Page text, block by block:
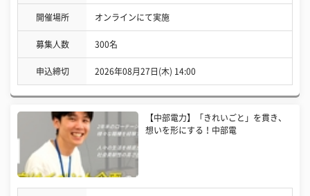
開催場所 オンラインにて実施
募集人数 300名
申込締切 2026年08月27日(木) 14:00
【中部電力】「きれいごと」を貫き、
想いを形にする！中部電